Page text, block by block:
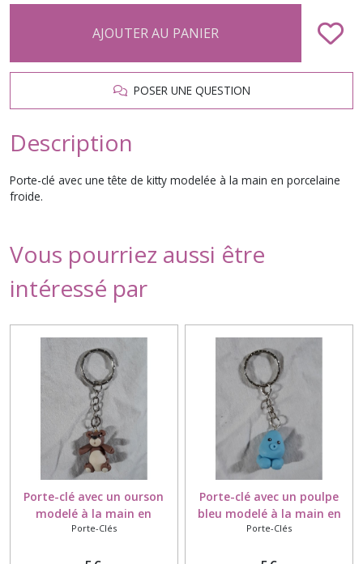
AJOUTER AU PANIER
POSER UNE QUESTION
Description
Porte-clé avec une tête de kitty modelée à la main en porcelaine
froide.
Vous pourriez aussi être
intéressé par
Porte-clé avec un ourson
modelé à la main en
porcelaine froide
Porte-Clés
Porte-clé avec un poulpe
bleu modelé à la main en
porcelaine froide
Porte-Clés